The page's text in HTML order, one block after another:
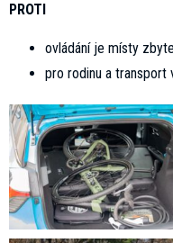
PROTI
ovládání je místy
pro rodinu a